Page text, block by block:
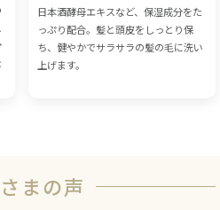
日本酒酵母エキスなど、保湿成分をた
っぷり配合。髪と頭皮をしっとり保
ち、健やかでサラサラの髪の毛に洗い
上げます。
まの声